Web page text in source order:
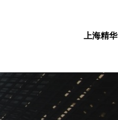
上海精华